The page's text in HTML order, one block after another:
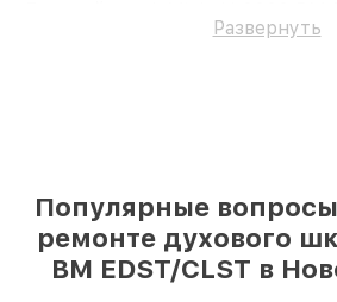
Развернуть
Популярные
ремонте духового
BM EDST/CLST в